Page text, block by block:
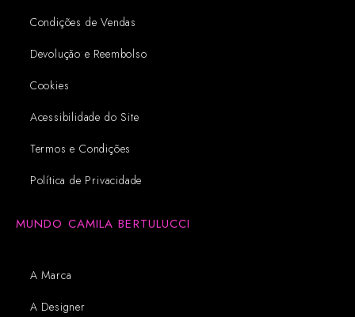
Condições de Vendas
Devolução e Reembolso
Cookies
Acessibilidade do Site
Termos e Condições
Política de Privacidade
MUNDO CAMILA BERTULUCCI
A Marca
A Designer